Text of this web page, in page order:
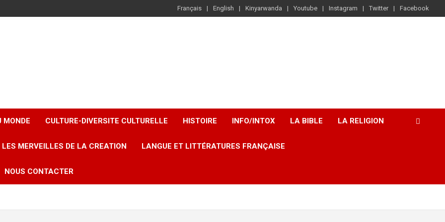
Français English Kinyarwanda Youtube Instagram Twitter Facebook
MONDE CULTURE-DIVERSITE CULTURELLE HISTOIRE INFO/INTOX LA BIBLE LA RELIGION
LES MERVEILLES DE LA CREATION LANGUE ET LITTÉRATURES FRANÇAISE
NOUS CONTACTER